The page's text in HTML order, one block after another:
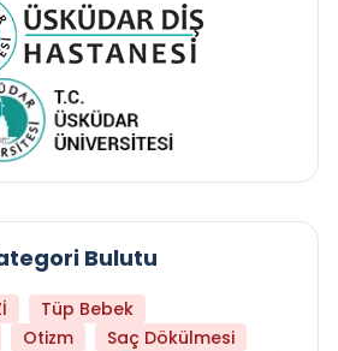
Bulutu
Tüp Bebek
Otizm
Saç Dökülmesi